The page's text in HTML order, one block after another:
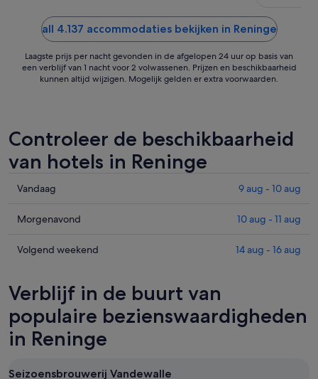
all 4.137 accommodaties bekijken in Reninge
Laagste prijs per nacht gevonden in de afgelopen 24 uur op basis van
een verblijf van 1 nacht voor 2 volwassenen. Prijzen en beschikbaarheid
kunnen altijd wijzigen. Mogelijk gelden er extra voorwaarden.
Controleer de beschikbaarheid
van hotels in Reninge
Prijzen
Reninge
vanavond,
-
aug,
bekijken
Vandaag 9 aug - 10 aug
Prijzen
Reninge
10
-
11
bekijken
Morgenavond 10 aug - 11 aug
Prijzen
voor
volgend
weekend,
14
-
Volgend weekend 14 aug - 16 aug
Verblijf in de buurt van
populaire bezienswaardigheden
in Reninge
Seizoensbrouwerij Vandewalle